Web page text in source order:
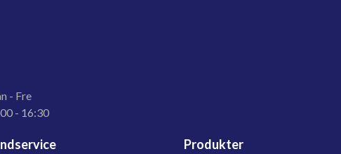
- Fre
- 16:30
Produkter